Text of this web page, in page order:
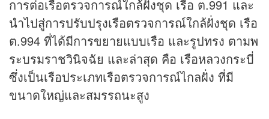
การต่อเรือตรวจการณ์ใกล้ฝั่งชุด เรือ ต.991 และ
นำไปสู่การปรับปรุงเรือตรวจการณ์ใกล้ฝั่งชุด เรือ
ต.994 ที่ได้มีการขยายแบบเรือ และรูปทรง ตามพ
ระบรมราชวินิจฉัย และล่าสุด คือ เรือหลวงกระบี่
ซึ่งเป็นเรือประเภทเรือตรวจการณ์ไกลฝั่ง ที่มี
ขนาดใหญ่และสมรรถนะสูง